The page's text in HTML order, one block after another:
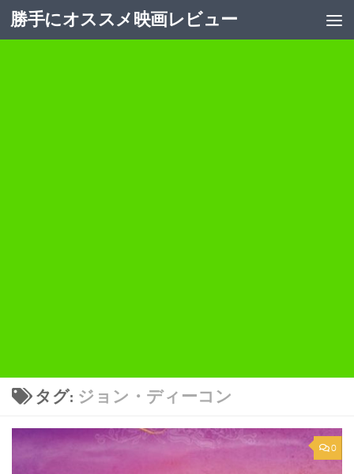
コンテンツへスキップ
勝手にオススメ映画レビュー
タグ: ジョン・ディーコン
0